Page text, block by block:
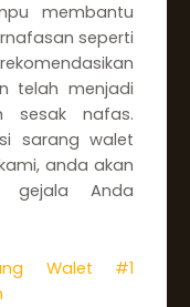
membantu
seperti
telah menjadi
sesak nafas.
sarang walet
anda akan
gejala Anda
Walet #1